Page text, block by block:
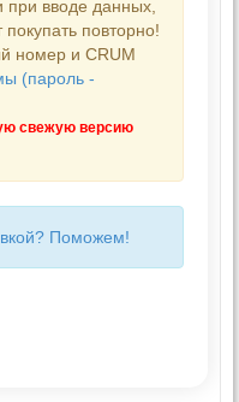
вводе данных,
повторно!
номер и CRUM
(пароль -
свежую версию
Поможем!